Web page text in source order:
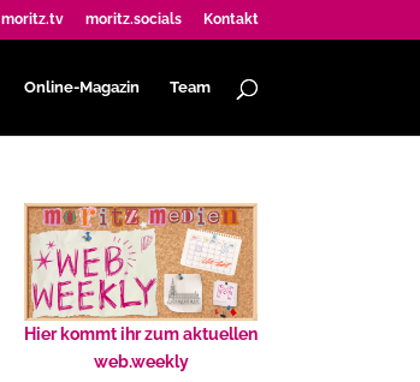
moritz.tv moritz.socials Kontakt
Online-Magazin Team
Hier kommt ihr zum aktuellen
web.weekly